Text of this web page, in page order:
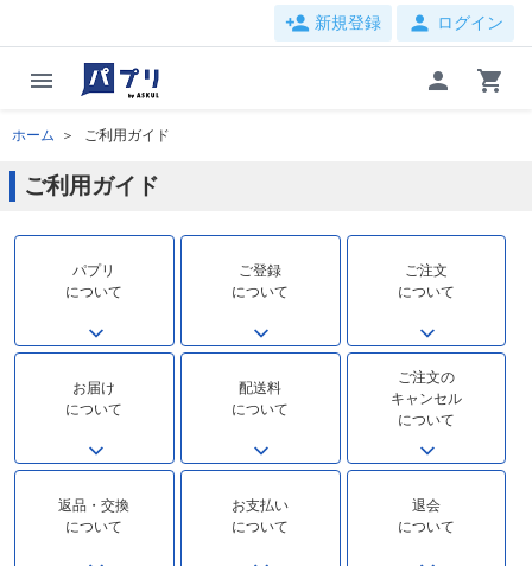
person_add 新規登録 person ログイン
menu person shopping_cart
ホーム ご利用ガイド
ご利用ガイド
パプリ
について
ご登録
について
ご注文
について
お届け
について
配送料
について
ご注文の
キャンセル
について
返品・交換
について
お支払い
について
退会
について